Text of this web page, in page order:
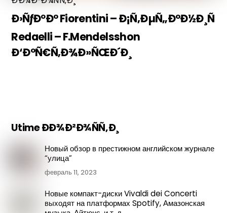
Ð›ÑƒÐºÐ° Fiorentini – Ð¡Ñ‚ÐµÑ„Ð°Ð½Ð¸Ñ
Redaelli – F.Mendelsshon
Ð‘Ð°Ñ€Ñ‚Ð¾Ð»ÑŒÐ´Ð¸
Utime ÐÐ¾Ð²Ð¾ÑÑ‚Ð¸
Новый обзор в престижном английском журнале
“улица”
февраль 11, 2023
Новые компакт-диски Vivaldi dei Concerti
выходят на платформах Spotify, Амазонская